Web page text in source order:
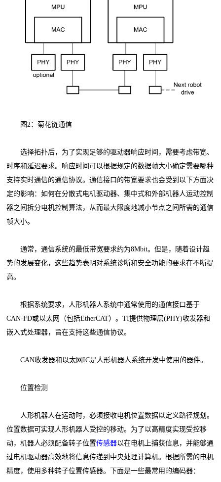
图2：菊花链通信
选择拓扑后，为了实现足够的驱动器响应时间，需要考虑带宽、
时序和延迟要求。响应时间可以根据规定的数据帧大小确定需要哪种
支持实时通信的通信协议。通信接口的带宽要求也会受到以下方面决
定的影响：如何在分散式电机驱动器、集中式和外部机器人运动控制
器之间拆分电机控制算法，从而最大限度地减小节点之间所需的通信
帧大小。
通常，通信系统的最低带宽要求约为8Mbit。但是，随着设计趋
势的发展变化，这些趋势表明对系统诊断和安全功能的要求在不断提
高。
根据系统要求，人形机器人系统中通常使用的通信接口基于
CAN-FD或以太网（包括EtherCAT）。TI提供物理层(PHY)收发器和
嵌入式处理器，旨在支持这些通信协议。
CAN收发器和以太网IC是人形机器人系统开发中使用的器件。
位置检测
人形机器人在运动时，必须接收电机位置数据以定义路径规划。
位置数据可实现人形机器人受控的移动。为了以高精度实现受控移
动，机器人必须配备转子位置传感器以在电机上捕获信息，并能够通
过电机驱动器高效地将信息传递到中央处理计算机。根据所需的电机
精度，使用多种转子位置传感器。下面是一些最常用的编码器：